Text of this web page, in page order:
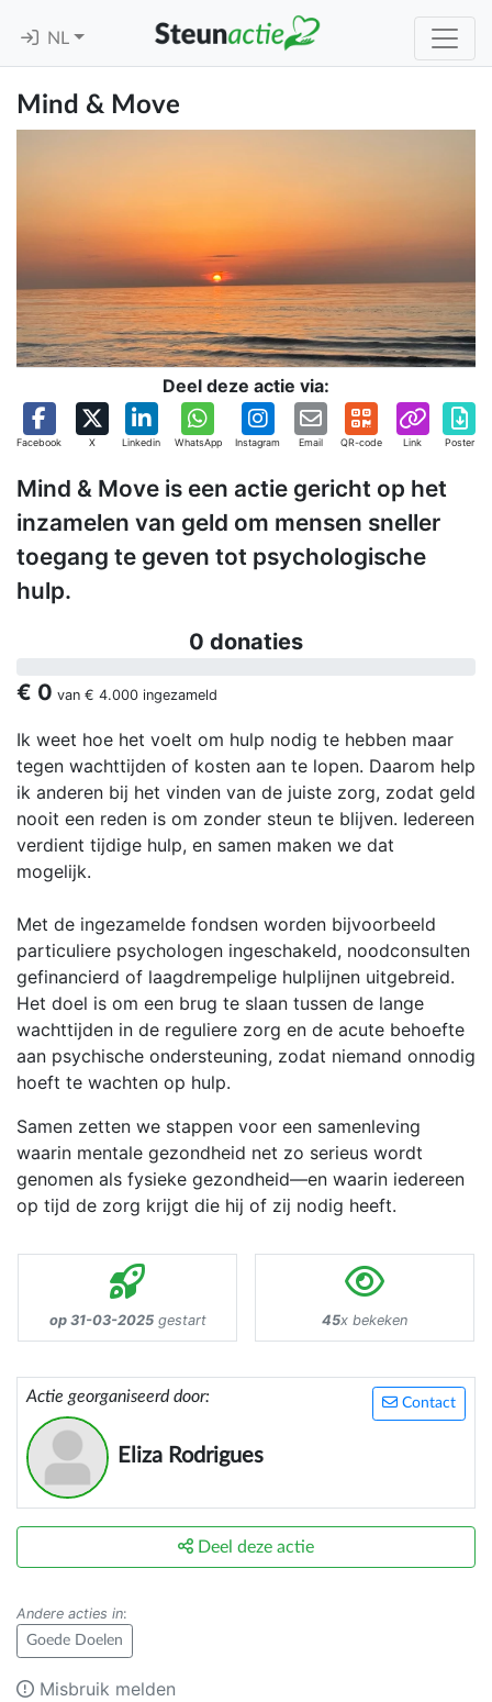
NL
Mind & Move
Deel deze actie via:
Facebook X Linkedin WhatsApp Instagram Email QR-code Link Poster
Mind & Move is een actie gericht op het
inzamelen van geld om mensen sneller
toegang te geven tot psychologische
hulp.
0 donaties
€ 0 van € 4.000 ingezameld
Ik weet hoe het voelt om hulp nodig te hebben maar
tegen wachttijden of kosten aan te lopen. Daarom help
ik anderen bij het vinden van de juiste zorg, zodat geld
nooit een reden is om zonder steun te blijven. Iedereen
verdient tijdige hulp, en samen maken we dat
mogelijk.
Met de ingezamelde fondsen worden bijvoorbeeld
particuliere psychologen ingeschakeld, noodconsulten
gefinancierd of laagdrempelige hulplijnen uitgebreid.
Het doel is om een brug te slaan tussen de lange
wachttijden in de reguliere zorg en de acute behoefte
aan psychische ondersteuning, zodat niemand onnodig
hoeft te wachten op hulp.
Samen zetten we stappen voor een samenleving
waarin mentale gezondheid net zo serieus wordt
genomen als fysieke gezondheid—en waarin iedereen
op tijd de zorg krijgt die hij of zij nodig heeft.
op 31-03-2025gestart 45x bekeken
Contact
Actie georganiseerd door:
Eliza Rodrigues
Deel deze actie
Andere acties in:
Goede Doelen
Misbruik melden